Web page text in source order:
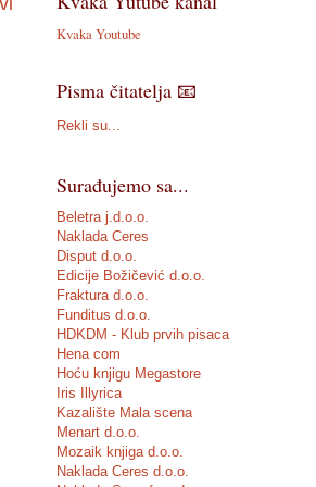
Kvaka Youtube
Pisma čitatelja 📧
Rekli su...
Surađujemo sa...
Beletra j.d.o.o.
Naklada Ceres
Disput d.o.o.
Edicije Božičević d.o.o.
Fraktura d.o.o.
Funditus d.o.o.
HDKDM - Klub prvih pisaca
Hena com
Hoću knjigu Megastore
Iris Illyrica
Kazalište Mala scena
Menart d.o.o.
Mozaik knjiga d.o.o.
Naklada Ceres d.o.o.